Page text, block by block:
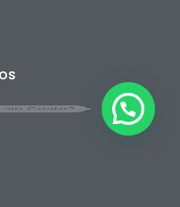
Costo?